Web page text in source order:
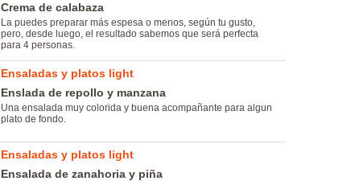
Crema de calabaza
La puedes preparar más espesa o menos, según tu gusto,
pero, desde luego, el resultado sabemos que será perfecta
para 4 personas.
Ensaladas y platos light
Enslada de repollo y manzana
Una ensalada muy colorida y buena acompañante para algun
plato de fondo.
Ensaladas y platos light
Ensalada de zanahoria y piña